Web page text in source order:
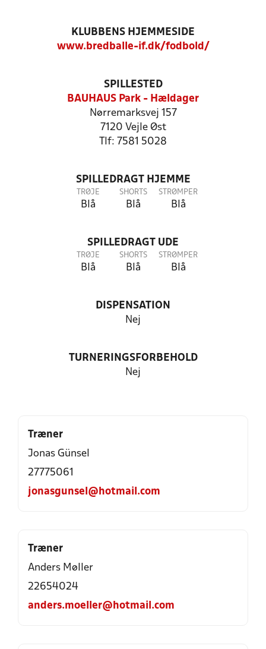
KLUBBENS HJEMMESIDE
www.bredballe-if.dk/fodbold/
SPILLESTED
BAUHAUS Park - Hældager
Nørremarksvej 157
7120 Vejle Øst
Tlf: 7581 5028
SPILLEDRAGT HJEMME
TRØJE
Blå
SHORTS
Blå
STRØMPER
Blå
SPILLEDRAGT UDE
TRØJE
Blå
SHORTS
Blå
STRØMPER
Blå
DISPENSATION
Nej
TURNERINGSFORBEHOLD
Nej
Træner
Jonas Günsel
27775061
jonasgunsel@hotmail.com
Træner
Anders Møller
22654024
anders.moeller@hotmail.com